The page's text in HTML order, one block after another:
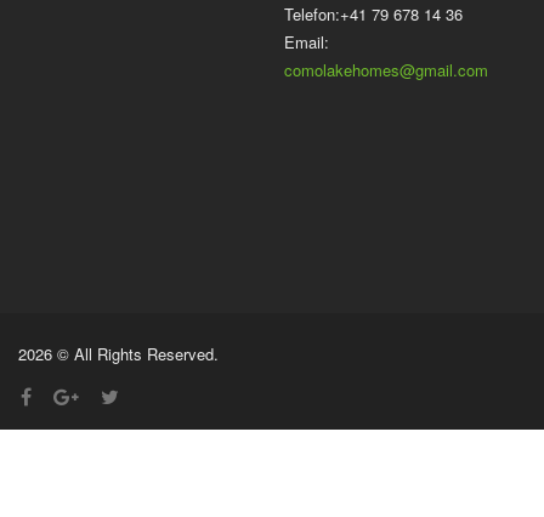
Telefon:+41 79 678 14 36
Email:
comolakehomes@gmail.com
2026 © All Rights Reserved.